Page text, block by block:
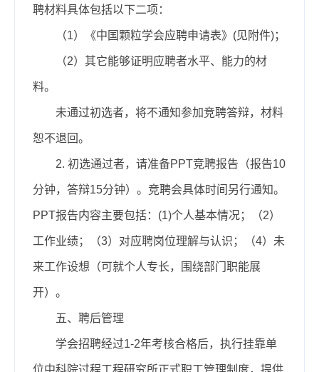
聘材料具体包括以下二项：
（1）《中国颗粒学会应聘申请表》(见附件)；
（2）其它能够证明应聘者水平、能力的材
料。
未通过初选者，将不通知参加竞聘答辩，材料
恕不退回。
2. 初选通过者，请准备PPT竞聘报告（报告10
分钟，答辩15分钟）。竞聘会具体时间另行通知。
PPT报告内容主要包括：(1)个人基本情况；（2）
工作业绩；（3）对应聘岗位理解与认识；（4）未
来工作设想（可就个人专长，围绕部门职能展
开）。
五、聘后管理
学会招聘经过1-2年考核合格后，执行挂靠单
位中科院过程工程研究所正式职工管理制度，提供